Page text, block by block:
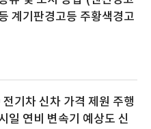
계기판경고등 주황색경고
기차 신차 가격 제원 주행
일 연비 변속기 예상도 신